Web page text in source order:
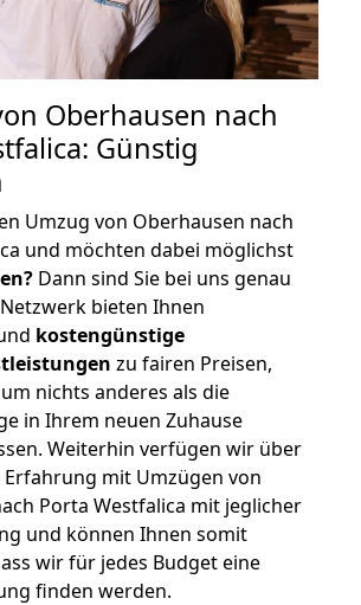
Oberhausen nach
Günstig
Umzug von Oberhausen nach
und möchten dabei möglichst
Dann sind Sie bei uns genau
bieten Ihnen
kostengünstige
zu fairen Preisen,
nichts anderes als die
in Ihrem neuen Zuhause
Weiterhin verfügen wir über
mit Umzügen von
Porta Westfalica mit jeglicher
und können Ihnen somit
wir für jedes Budget eine
finden werden.